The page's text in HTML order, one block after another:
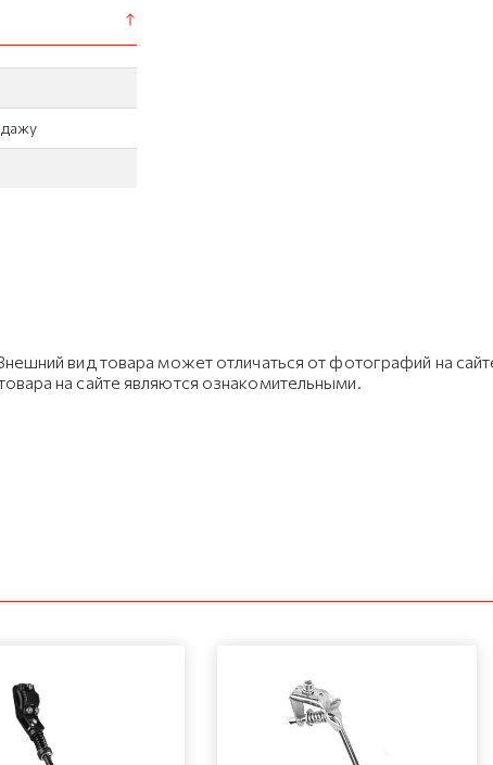
вид товара может отличаться от фотографий на
на сайте являются ознакомительными.